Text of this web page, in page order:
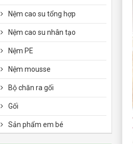
Nệm cao su tổng hợp
Nệm cao su nhân tạo
Nệm PE
Nệm mousse
Bộ chăn ra gối
Gối
Sản phẩm em bé